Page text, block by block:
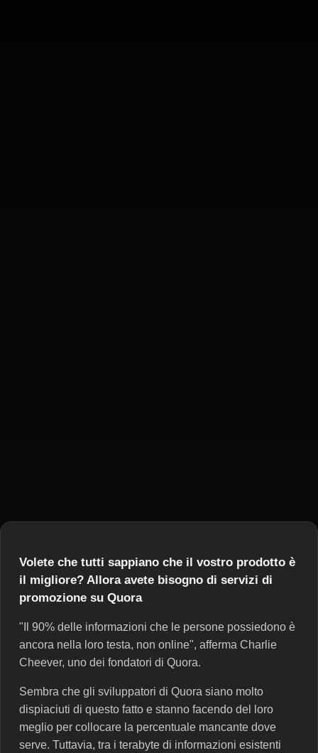
Volete che tutti sappiano che il vostro prodotto è
il migliore? Allora avete bisogno di servizi di
promozione su Quora
"Il 90% delle informazioni che le persone possiedono è
ancora nella loro testa, non online", afferma Charlie
Cheever, uno dei fondatori di Quora.
Sembra che gli sviluppatori di Quora siano molto
dispiaciuti di questo fatto e stanno facendo del loro
meglio per collocare la percentuale mancante dove
serve. Tuttavia, tra i terabyte di informazioni esistenti